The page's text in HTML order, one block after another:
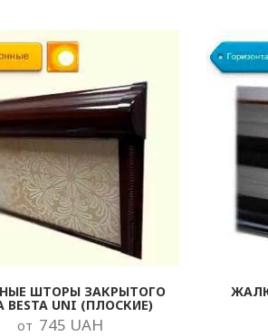
ШТОРЫ ЗАКРЫТОГО
BESTA UNI (ПЛОСКИЕ)
от 745 UAH